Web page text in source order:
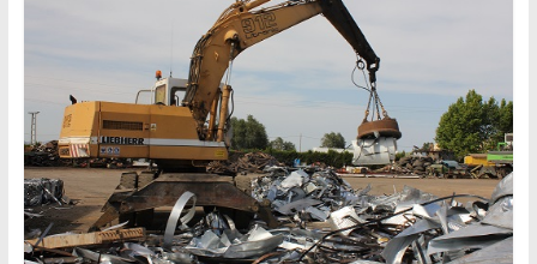
de
Chatarra
Directorio
de
Chatarreros